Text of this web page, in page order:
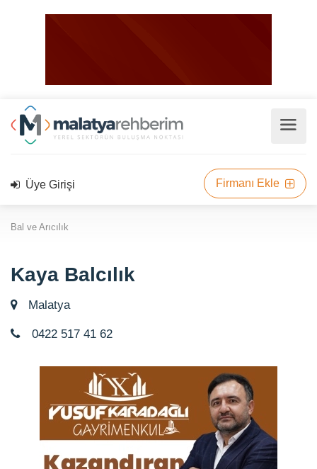
Üye Girişi Firmanı Ekle
Bal ve Arıcılık
Kaya Balcılık
Malatya
0422 517 41 62